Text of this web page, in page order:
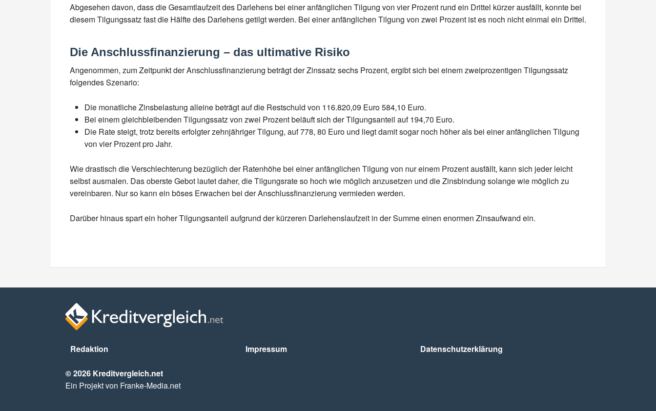
Abgesehen davon, dass die Gesamtlaufzeit des Darlehens bei einer anfänglichen Tilgung von vier Prozent rund ein Drittel kürzer ausfällt, konnte bei
diesem Tilgungssatz fast die Hälfte des Darlehens getilgt werden. Bei einer anfänglichen Tilgung von zwei Prozent ist es noch nicht einmal ein Drittel.
Die Anschlussfinanzierung – das ultimative Risiko
Angenommen, zum Zeitpunkt der Anschlussfinanzierung beträgt der Zinssatz sechs Prozent, ergibt sich bei einem zweiprozentigen Tilgungssatz
folgendes Szenario:
Die monatliche Zinsbelastung alleine beträgt auf die Restschuld von 116.820,09 Euro 584,10 Euro.
Bei einem gleichbleibenden Tilgungssatz von zwei Prozent beläuft sich der Tilgungsanteil auf 194,70 Euro.
Die Rate steigt, trotz bereits erfolgter zehnjähriger Tilgung, auf 778, 80 Euro und liegt damit sogar noch höher als bei einer anfänglichen Tilgung
von vier Prozent pro Jahr.
Wie drastisch die Verschlechterung bezüglich der Ratenhöhe bei einer anfänglichen Tilgung von nur einem Prozent ausfällt, kann sich jeder leicht
selbst ausmalen. Das oberste Gebot lautet daher, die Tilgungsrate so hoch wie möglich anzusetzen und die Zinsbindung solange wie möglich zu
vereinbaren. Nur so kann ein böses Erwachen bei der Anschlussfinanzierung vermieden werden.
Darüber hinaus spart ein hoher Tilgungsanteil aufgrund der kürzeren Darlehenslaufzeit in der Summe einen enormen Zinsaufwand ein.
Redaktion Impressum Datenschutz­erklärung
© 2026 Kreditvergleich.net
Ein Projekt von Franke-Media.net